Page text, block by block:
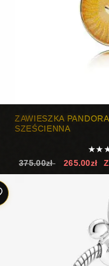
ZAWIESZKA
SZEŚCIENNA
★★
375.00zł 265.00zł